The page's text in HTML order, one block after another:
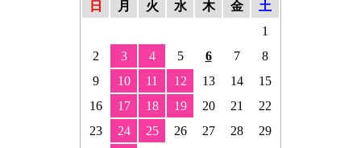
日
月 火 水 木 金
土
1
2
3 4 5 6 7
8
9
10 11 12 13 14
15
16
17 18 19 20 21
22
23
24 25 26 27 28
29